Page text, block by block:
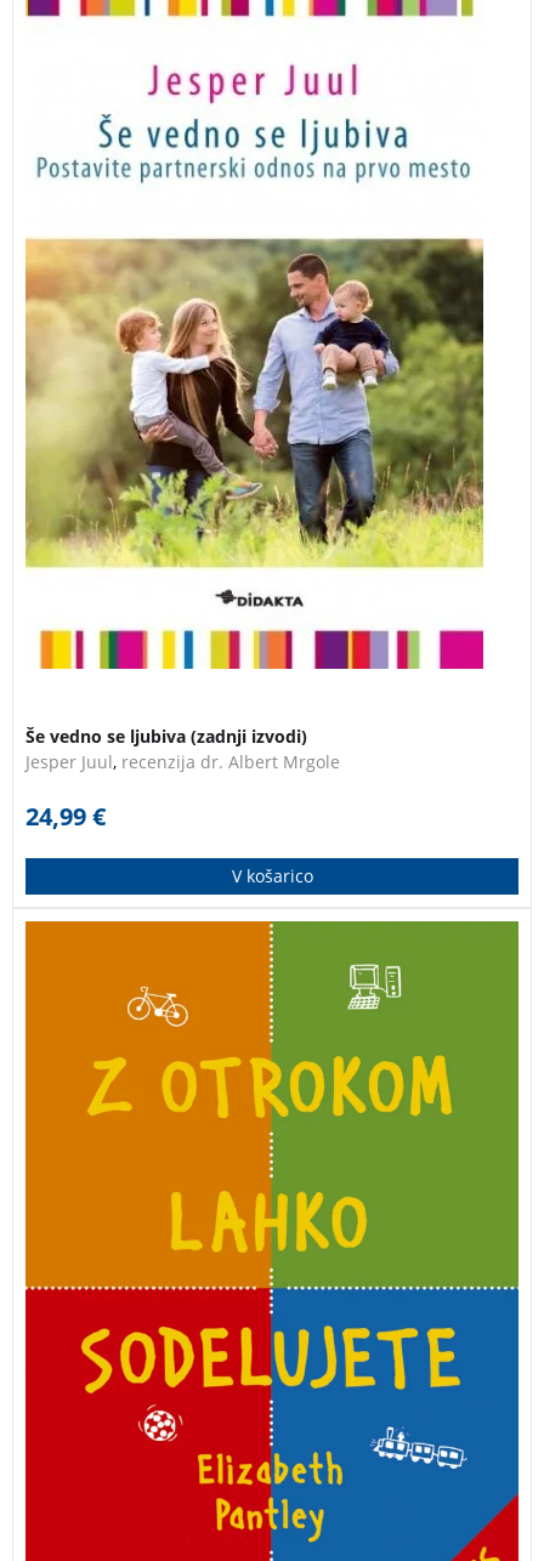
Postavite partnerski odnos na prvo mesto.
Še vedno se ljubiva (zadnji izvodi)
Jesper Juul, recenzija dr. Albert Mrgole
24,99€
V košarico
V knjigi je veliko konkretnih predlogov za konkretne
družine – veliko praktičnega, domiselnega, s katerim
lahko izboljšate družinsko življenje. Že četrti natis!